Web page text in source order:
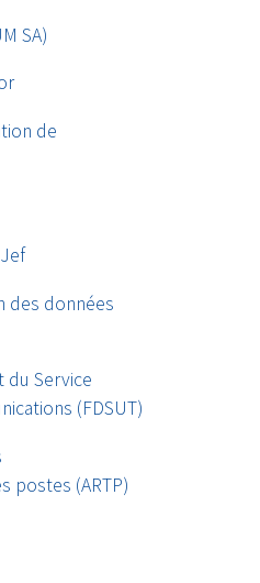
SA)
de
des données
du Service
(FDSUT)
postes (ARTP)